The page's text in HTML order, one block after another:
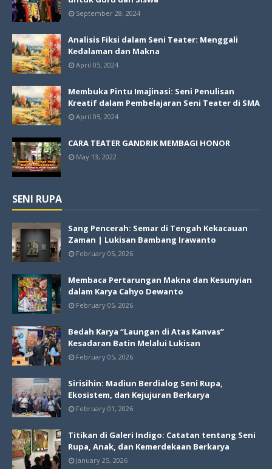
September 28, 2024
Analisis Fiksi dalam Seni Teater: Menggali
Kedalaman dan Makna
April 05, 2024
Membuka Pintu Imajinasi: Seni Penulisan
Kreatif dalam Pembelajaran Seni Teater di SMA
April 05, 2024
CARA TEATER GANDRIK MEMBAGI HONOR
May 13, 2022
SENI RUPA
Sang Pencerah: Semar di Tengah Kekacauan
Zaman | Lukisan Bambang Irawanto
February 05, 2026
Membaca Pertarungan Makna dan Kesunyian
dalam Karya Cahyo Dewanto
February 05, 2026
Bedah Karya “Laungan di Atas Kanvas”
Kesadaran Batin Melalui Lukisan
February 05, 2026
Sirisihin: Madiun Berdialog Seni Rupa,
Ekosistem, dan Kejujuran Berkarya
February 01, 2026
Titikan di Galeri Indigo: Catatan tentang Seni
Rupa, Anak, dan Kemerdekaan Berkarya
January 25, 2026